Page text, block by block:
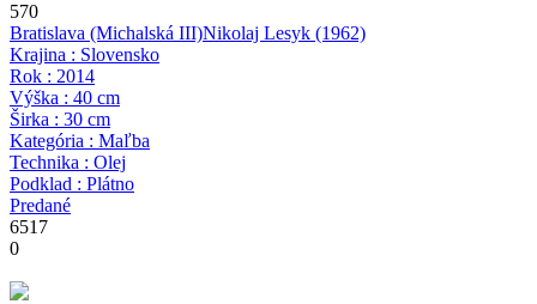
570
Bratislava (Michalská III)Nikolaj Lesyk (1962)
Krajina : Slovensko
Rok : 2014
Výška : 40 cm
Širka : 30 cm
Kategória : Maľba
Technika : Olej
Podklad : Plátno
Predané
6517
0